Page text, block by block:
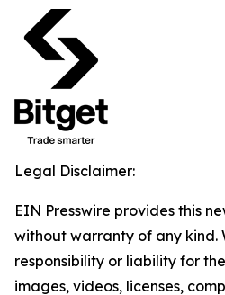
Legal Disclaimer:
EIN Presswire provides this
without warranty of any kind.
responsibility or liability for
images, videos, licenses,